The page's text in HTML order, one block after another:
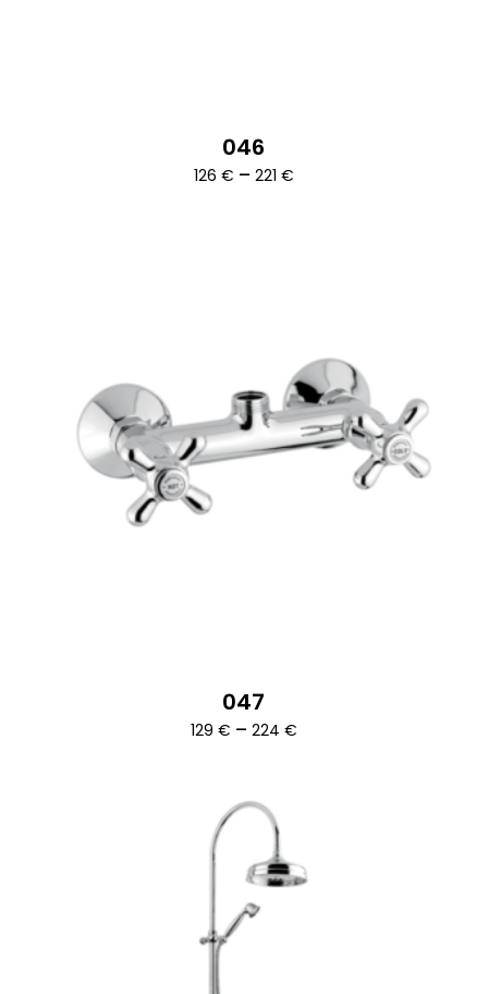
046
126 € – 221 €Ártartomány:
047
129 € – 224 €Ártartomány: